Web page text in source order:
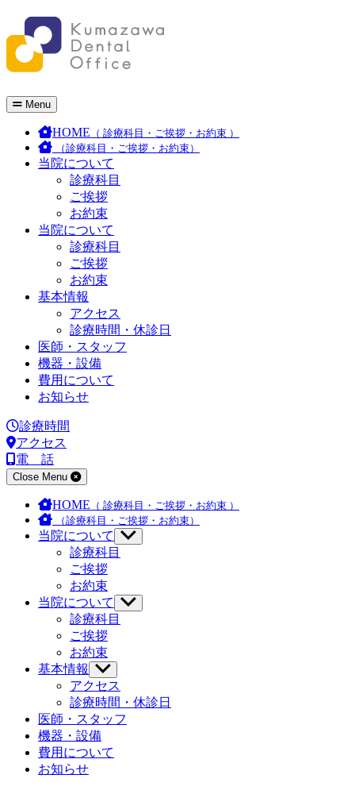
Menu
HOME （ 診療科目・ご挨拶・お約束 ）
（診療科目・ご挨拶・お約束）
当院について
診療科目
ご挨拶
お約束
当院について
診療科目
ご挨拶
お約束
基本情報
アクセス
診療時間・休診日
医師・スタッフ
機器・設備
費用について
お知らせ
診療時間
アクセス
電 話
Close Menu
HOME （ 診療科目・ご挨拶・お約束 ）
（診療科目・ご挨拶・お約束）
当院について
Show
sub
menu
診療科目
ご挨拶
お約束
当院について
Show
sub
menu
診療科目
ご挨拶
お約束
基本情報
Show
sub
menu
アクセス
診療時間・休診日
医師・スタッフ
機器・設備
費用について
お知らせ